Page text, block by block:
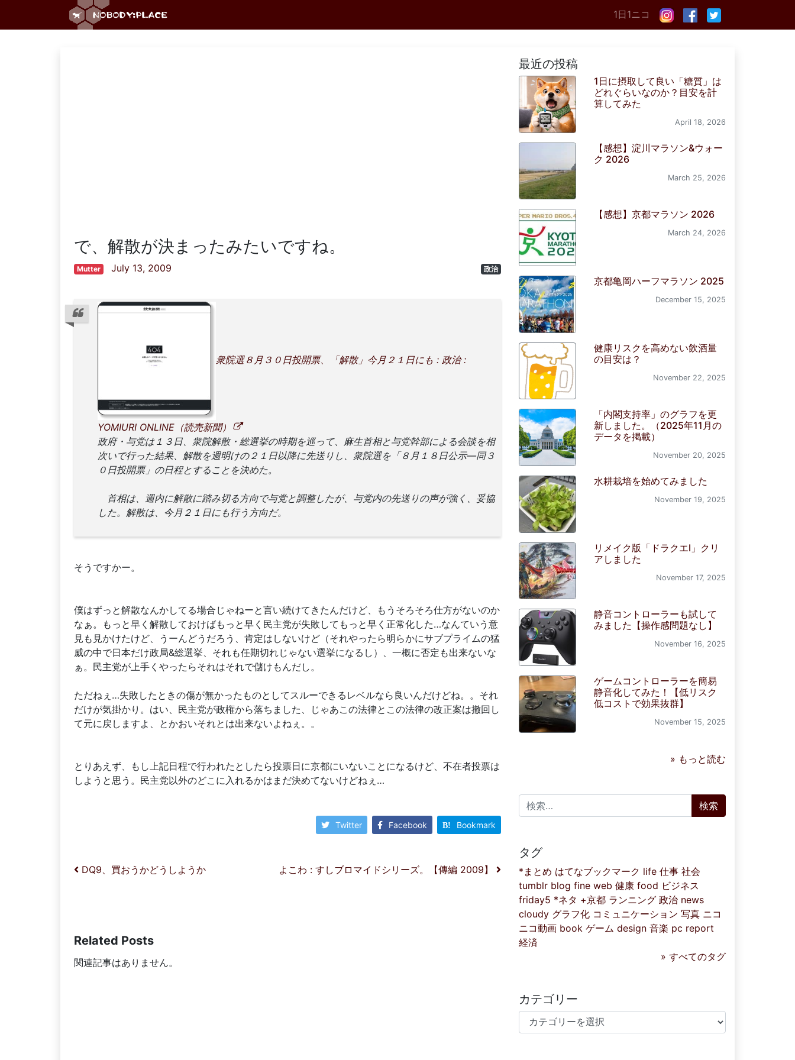
1日1ニコ
で、解散が決まったみたいですね。
Mutter July 13, 2009 政治
衆院選８月３０日投開票、「解散」今月２１日にも : 政治 :
YOMIURI ONLINE（読売新聞）
政府・与党は１３日、衆院解散・総選挙の時期を巡って、麻生首相と与党幹部による会談を相
次いで行った結果、解散を週明けの２１日以降に先送りし、衆院選を「８月１８日公示―同３
０日投開票」の日程とすることを決めた。
首相は、週内に解散に踏み切る方向で与党と調整したが、与党内の先送りの声が強く、妥協
した。解散は、今月２１日にも行う方向だ。
そうですかー。
僕はずっと解散なんかしてる場合じゃねーと言い続けてきたんだけど、もうそろそろ仕方がないのか
なぁ。もっと早く解散しておけばもっと早く民主党が失敗してもっと早く正常化した…なんていう意
見も見かけたけど、うーんどうだろう、肯定はしないけど（それやったら明らかにサブプライムの猛
威の中で日本だけ政局&総選挙、それも任期切れじゃない選挙になるし）、一概に否定も出来ないな
ぁ。民主党が上手くやったらそれはそれで儲けもんだし。
ただねぇ…失敗したときの傷が無かったものとしてスルーできるレベルなら良いんだけどね。。それ
だけが気掛かり。はい、民主党が政権から落ちました、じゃあこの法律とこの法律の改正案は撤回し
て元に戻しますよ、とかおいそれとは出来ないよねぇ。。
とりあえず、もし上記日程で行われたとしたら投票日に京都にいないことになるけど、不在者投票は
しようと思う。民主党以外のどこに入れるかはまだ決めてないけどねぇ…
Twitter Facebook Bookmark
投稿ナビゲーション
DQ9、買おうかどうしようか よこわ : すしブロマイドシリーズ。【傳編 2009】
Related Posts
関連記事はありません。
最近の投稿
1日に摂取して良い「糖質」は
どれぐらいなのか？目安を計
算してみた
April 18, 2026
【感想】淀川マラソン&ウォー
ク 2026
March 25, 2026
【感想】京都マラソン 2026
March 24, 2026
京都亀岡ハーフマラソン 2025
December 15, 2025
健康リスクを高めない飲酒量
の目安は？
November 22, 2025
「内閣支持率」のグラフを更
新しました。（2025年11月の
データを掲載）
November 20, 2025
水耕栽培を始めてみました
November 19, 2025
リメイク版「ドラクエI」クリ
アしました
November 17, 2025
静音コントローラーも試して
みました【操作感問題なし】
November 16, 2025
ゲームコントローラーを簡易
静音化してみた！【低リスク
低コストで効果抜群】
November 15, 2025
» もっと読む
検索:
タグ
*まとめ はてなブックマーク life 仕事 社会
tumblr blog fine web 健康 food ビジネス
friday5 *ネタ +京都 ランニング 政治 news
cloudy グラフ化 コミュニケーション 写真 ニコ
ニコ動画 book ゲーム design 音楽 pc report
経済
» すべてのタグ
カテゴリー
カテゴリー